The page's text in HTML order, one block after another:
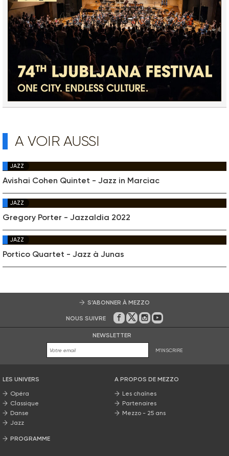
A VOIR AUSSI
JAZZ
Avishai Cohen Quintet - Jazz in Marciac
JAZZ
Gregory Porter - Jazzaldia 2022
JAZZ
Portico Quartet - Jazz à Junas
S’ABONNER À MEZZO
NOUS SUIVRE Sur Facebook
Sur Twitter
Sur Instagram
Sur Youtube
NEWSLETTER
M'INSCRIRE
LES UNIVERS
Opéra
Classique
Danse
Jazz
PROGRAMME
A PROPOS DE MEZZO
Les chaînes
Partenaires
Mezzo - 25 ans